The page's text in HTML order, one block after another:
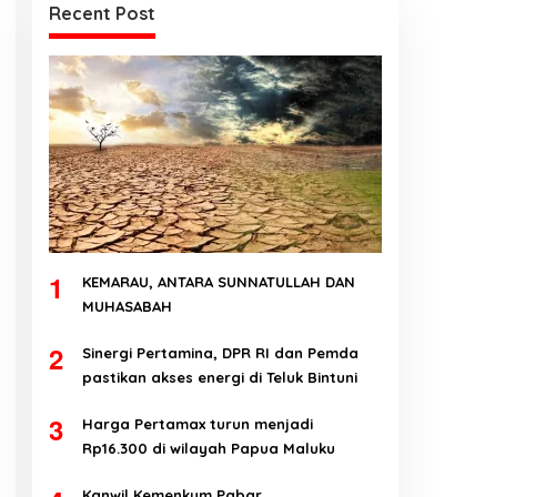
Recent Post
1
KEMARAU, ANTARA SUNNATULLAH DAN
MUHASABAH
2
Sinergi Pertamina, DPR RI dan Pemda
pastikan akses energi di Teluk Bintuni
3
Harga Pertamax turun menjadi
Rp16.300 di wilayah Papua Maluku